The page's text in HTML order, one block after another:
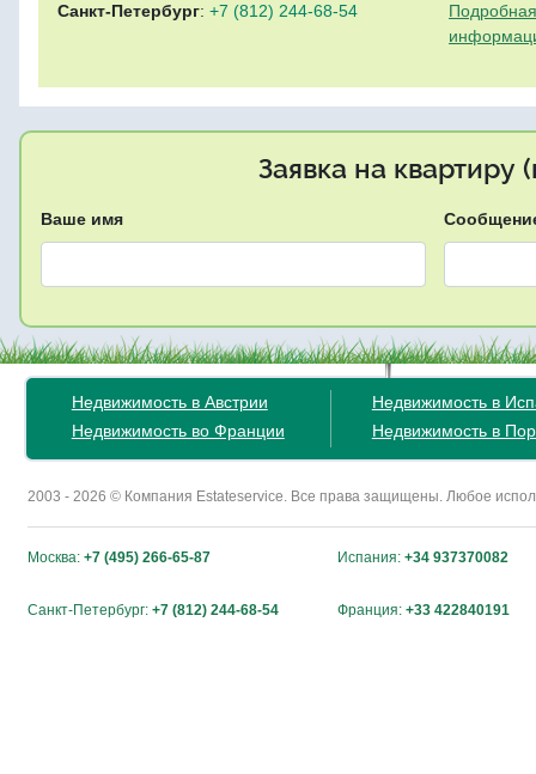
Санкт-Петербург: +7 (812) 244-68-54
Заявка на квартиру
Ваше имя
Недвижимость в Австрии
Недвижимость во Франции
Недвижимость в
Недвижимость в
2003 - 2026 © Компания Estateservice. Все права защищены. Любое
Москва: +7 (495) 266-65-87 Испания: +34 937370082
Санкт-Петербург: +7 (812) 244-68-54 Франция: +33 422840191